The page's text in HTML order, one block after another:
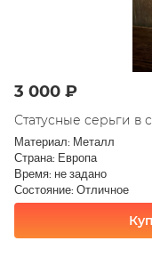
3 000 ₽
Статусные серьги в
Материал: Металл
Страна: Европа
Время: не задано
Состояние: Отличное